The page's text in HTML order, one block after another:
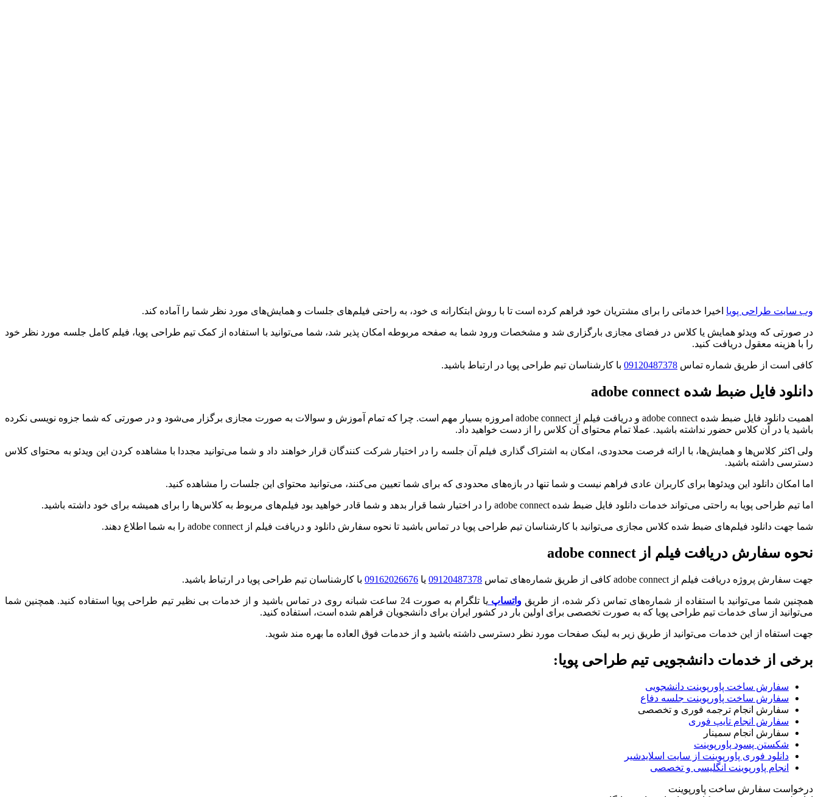
وب سایت طراحی پویا اخیرا خدماتی را برای مشتریان خود فراهم کرده است تا با روش ابتکارانه ی خود، به راحتی فیلم‌های جلسات و همایش‌های مورد نظر شما را آماده کند.
در صورتی که ویدئو همایش یا کلاس در فضای مجازی بارگزاری شد و مشخصات ورود شما به صفحه مربوطه امکان پذیر شد، شما می‌توانید با استفاده از کمک تیم طراحی پویا، فیلم کامل جلسه مورد نظر خود
را با هزینه معقول دریافت کنید.
کافی است از طریق شماره تماس 09120487378 با کارشناسان تیم طراحی پویا در ارتباط باشید.
دانلود فایل ضبط شده adobe connect
اهمیت دانلود فایل ضبط شده adobe connect و دریافت فیلم از adobe connect امروزه بسیار مهم است. چرا که تمام آموزش و سوالات به صورت مجازی برگزار می‌شود و در صورتی که شما جزوه نویسی نکرده
باشید یا در آن کلاس حضور نداشته باشید. عملا تمام محتوای آن کلاس را از دست خواهید داد.
ولی اکثر کلاس‌ها و همایش‌ها، با ارائه فرصت محدودی، امکان به اشتراک گذاری فیلم آن جلسه را در اختیار شرکت کنندگان قرار خواهند داد و شما می‌توانید مجددا با مشاهده کردن این ویدئو به محتوای کلاس
دسترسی داشته باشید.
اما امکان دانلود این ویدئوها برای کاربران عادی فراهم نیست و شما تنها در بازه‌های محدودی که برای شما تعیین می‌کنند، می‌توانید محتوای این جلسات را مشاهده کنید.
اما تیم طراحی پویا به راحتی می‌تواند خدمات دانلود فایل ضبط شده adobe connect را در اختیار شما قرار بدهد و شما قادر خواهید بود فیلم‌های مربوط به کلاس‌ها را برای همیشه برای خود داشته باشید.
شما جهت دانلود فیلم‌های ضبط شده کلاس مجازی می‌توانید با کارشناسان تیم طراحی پویا در تماس باشید تا نحوه سفارش دانلود و دریافت فیلم از adobe connect را به شما اطلاع دهند.
نحوه سفارش دریافت فیلم از adobe connect
جهت سفارش پروژه دریافت فیلم از adobe connect کافی از طریق شماره‌های تماس 09120487378 یا 09162026676 با کارشناسان تیم طراحی پویا در ارتباط باشید.
همچنین شما می‌توانید با استفاده از شماره‌های تماس ذکر شده، از طریقواتساپ
یا تلگرام به صورت 24 ساعت شبانه روی در تماس باشید و از خدمات بی نظیر تیم طراحی پویا استفاده کنید. همچنین شما
می‌توانید از سای خدمات تیم طراحی پویا که به صورت تخصصی برای اولین بار در کشور ایران برای دانشجویان فراهم شده است، استفاده کنید.
جهت استفاه از این خدمات می‌توانید از طریق زیر به لینک صفحات مورد نظر دسترسی داشته باشید و از خدمات فوق العاده ما بهره مند شوید.
برخی از خدمات دانشجویی تیم طراحی پویا:
سفارش ساخت پاورپوینت دانشجویی
سفارش ساخت پاورپوینت جلسه دفاع
سفارش انجام ترجمه فوری و تخصصی
سفارش انجام تایپ فوری
سفارش انجام سمینار
شکستن پسود پاورپوینت
دانلود فوری پاورپوینت از سایت اسلایدشیر
انجام پاورپوینت انگلیسی و تخصصی
درخواست سفارش ساخت پاورپوینت